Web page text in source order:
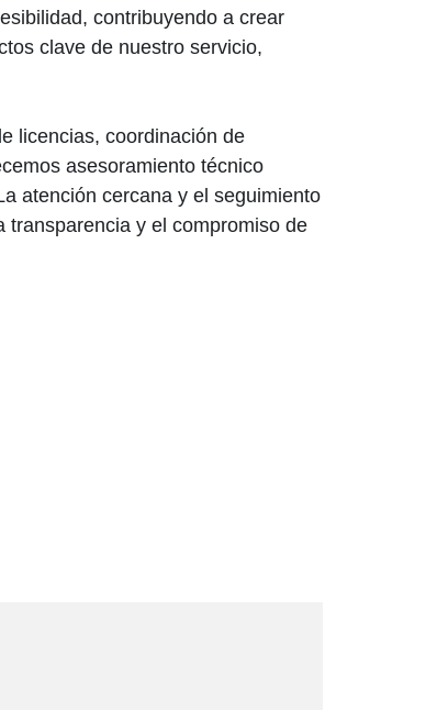
contribuyendo a crear
clave de nuestro servicio,
licencias, coordinación de
asesoramiento técnico
atención cercana y el seguimiento
transparencia y el compromiso de